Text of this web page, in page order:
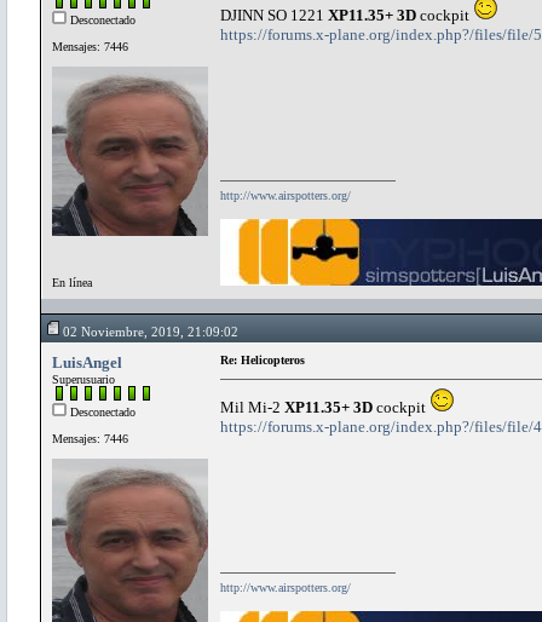
Desconectado
Mensajes: 7446
En línea
DJINN SO 1221 XP11.35+ 3D cockpit
https://forums.x-plane.org/index.php?/files/file/
http://www.airspotters.org/
02 Noviembre, 2019, 21:09:02
LuisAngel
Superusuario
Desconectado
Mensajes: 7446
Re: Helicopteros
Mil Mi-2 XP11.35+ 3D cockpit
https://forums.x-plane.org/index.php?/files/file/
http://www.airspotters.org/